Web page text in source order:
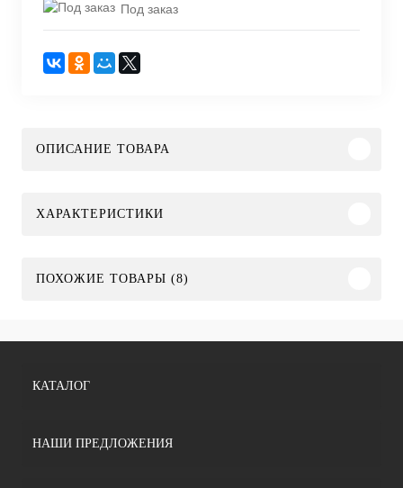
Под заказ
ОПИСАНИЕ ТОВАРА
ХАРАКТЕРИСТИКИ
ПОХОЖИЕ ТОВАРЫ (8)
КАТАЛОГ
НАШИ ПРЕДЛОЖЕНИЯ